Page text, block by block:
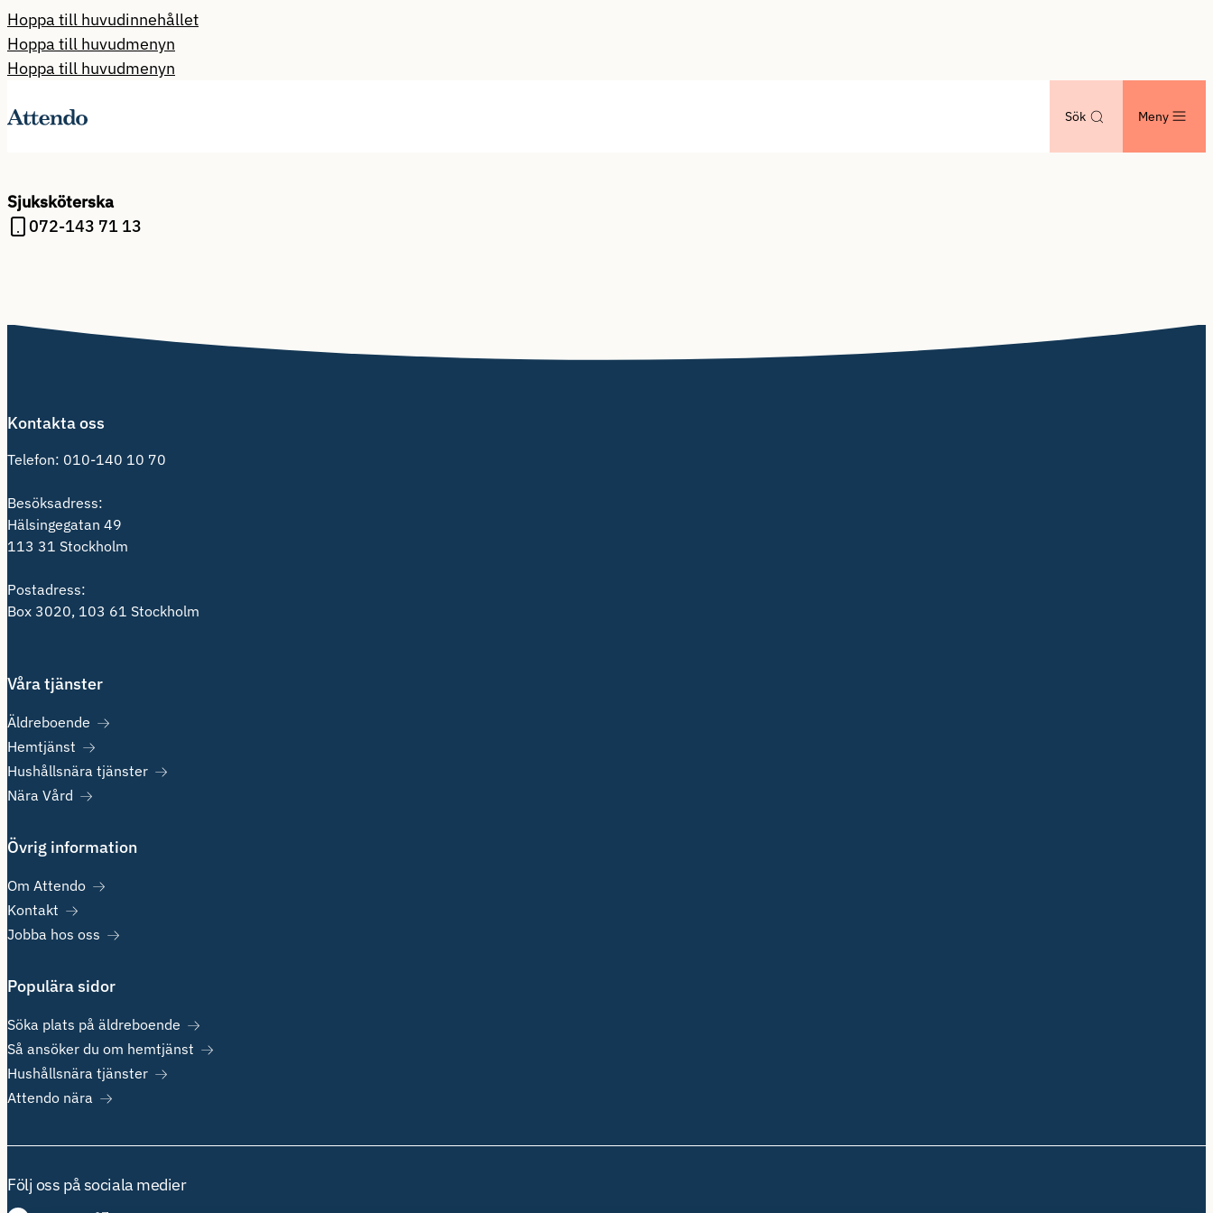
Hoppa till huvudinnehållet
Hoppa till huvudmenyn
Hoppa till huvudmenyn
Sök Meny
Sjuksköterska
072-143 71 13
Kontakta oss
Telefon: 010-140 10 70
Besöksadress:
Hälsingegatan 49
113 31 Stockholm
Postadress:
Box 3020, 103 61 Stockholm
Våra tjänster
Äldreboende
Hemtjänst
Hushållsnära tjänster
Nära Vård
Övrig information
Om Attendo
Kontakt
Jobba hos oss
Populära sidor
Söka plats på äldreboende
Så ansöker du om hemtjänst
Hushållsnära tjänster
Attendo nära
Följ oss på sociala medier